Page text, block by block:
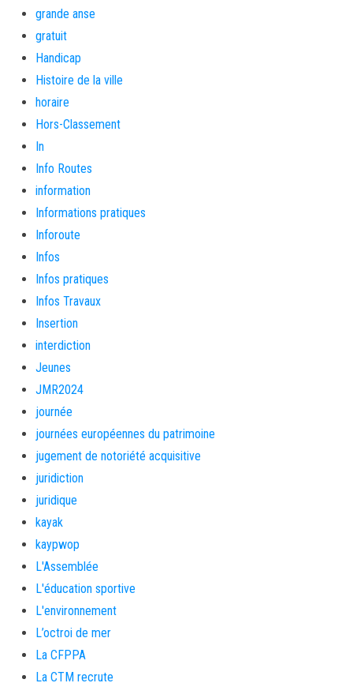
grande anse
gratuit
Handicap
Histoire de la ville
horaire
Hors-Classement
In
Info Routes
information
Informations pratiques
Inforoute
Infos
Infos pratiques
Infos Travaux
Insertion
interdiction
Jeunes
JMR2024
journée
journées européennes du patrimoine
jugement de notoriété acquisitive
juridiction
juridique
kayak
kaypwop
L'Assemblée
L'éducation sportive
L'environnement
L’octroi de mer
La CFPPA
La CTM recrute